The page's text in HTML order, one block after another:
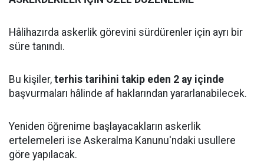
Hâlihazırda askerlik görevini sürdürenler için ayrı bir
süre tanındı.
Bu kişiler, terhis tarihini takip eden 2 ay içinde
başvurmaları hâlinde af haklarından yararlanabilecek.
Yeniden öğrenime başlayacakların askerlik
ertelemeleri ise Askeralma Kanunu'ndaki usullere
göre yapılacak.